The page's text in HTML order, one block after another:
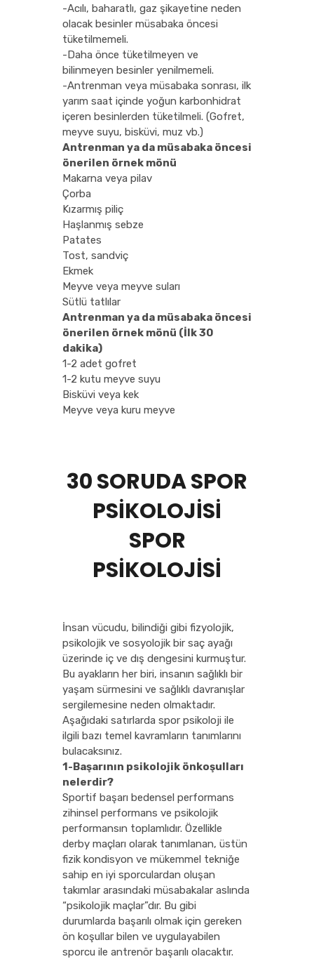
-Acılı, baharatlı, gaz şikayetine neden
olacak besinler müsabaka öncesi
tüketilmemeli.
-Daha önce tüketilmeyen ve
bilinmeyen besinler yenilmemeli.
-Antrenman veya müsabaka sonrası, ilk
yarım saat içinde yoğun karbonhidrat
içeren besinlerden tüketilmeli. (Gofret,
meyve suyu, bisküvi, muz vb.)
Antrenman ya da müsabaka öncesi
önerilen örnek mönü
Makarna veya pilav
Çorba
Kızarmış piliç
Haşlanmış sebze
Patates
Tost, sandviç
Ekmek
Meyve veya meyve suları
Sütlü tatlılar
Antrenman ya da müsabaka öncesi
önerilen örnek mönü (İlk 30
dakika)
1-2 adet gofret
1-2 kutu meyve suyu
Bisküvi veya kek
Meyve veya kuru meyve
30 SORUDA SPOR
PSİKOLOJİSİ
SPOR
PSİKOLOJİSİ
İnsan vücudu, bilindiği gibi fizyolojik,
psikolojik ve sosyolojik bir saç ayağı
üzerinde iç ve dış dengesini kurmuştur.
Bu ayakların her biri, insanın sağlıklı bir
yaşam sürmesini ve sağlıklı davranışlar
sergilemesine neden olmaktadır.
Aşağıdaki satırlarda spor psikoloji ile
ilgili bazı temel kavramların tanımlarını
bulacaksınız.
1-Başarının psikolojik önkoşulları
nelerdir?
Sportif başarı bedensel performans
zihinsel performans ve psikolojik
performansın toplamlıdır. Özellikle
derby maçları olarak tanımlanan, üstün
fizik kondisyon ve mükemmel tekniğe
sahip en iyi sporculardan oluşan
takımlar arasındaki müsabakalar aslında
“psikolojik maçlar”dır. Bu gibi
durumlarda başarılı olmak için gereken
ön koşullar bilen ve uygulayabilen
sporcu ile antrenör başarılı olacaktır.